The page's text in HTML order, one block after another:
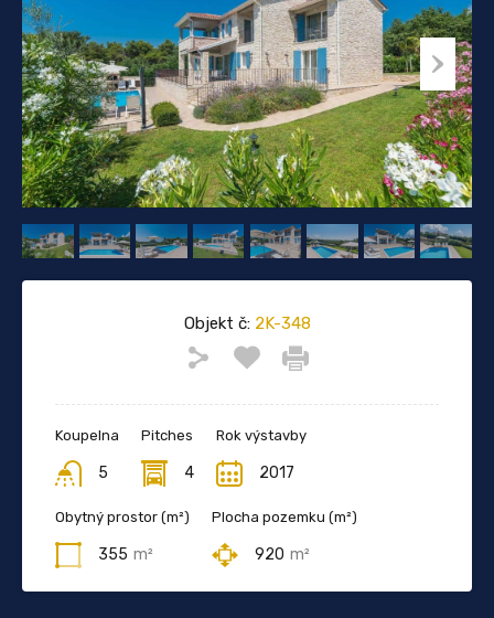
Objekt č:2K-348
Koupelna
5
Pitches
4
Rok výstavby
2017
Obytný prostor (m²)
355 m²
Plocha pozemku (m²)
920 m²